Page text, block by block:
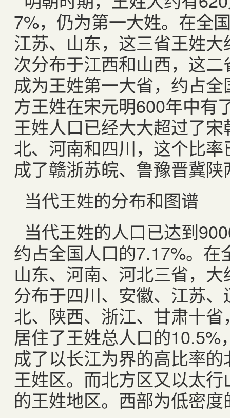
7%，仍为第一大姓。在全
江苏、山东，这三省王姓
次分布于江西和山西，这
成为王姓第一大省，约占
方王姓在宋元明600年中有
王姓人口已经大大超过了
北、河南和四川，这个比
成了赣浙苏皖、鲁豫晋冀
当代王姓的分布和图谱
当代王姓的人口已达到
约占全国人口的7.17%。
山东、河南、河北三省，
分布于四川、安徽、江苏
北、陕西、浙江、甘肃十
居住了王姓总人口的
成了以长江为界的高比率
王姓区。而北方区又以太
的王姓地区。西部为低密